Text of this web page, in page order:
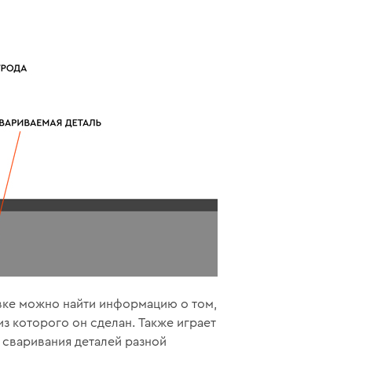
можно найти информацию о том,
которого он сделан. Также играет
деталей разной